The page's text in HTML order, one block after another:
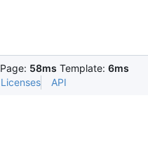
Page: 58ms Template: 6ms
Licenses API